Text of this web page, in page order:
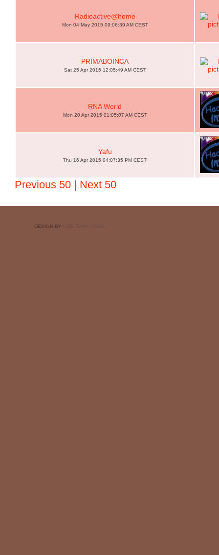
Radioactive@home
Mon 04 May 2015 09:06:39 AM CEST
PRIMABOINCA
Sat 25 Apr 2015 12:05:49 AM CEST
RNA World
Mon 20 Apr 2015 01:05:07 AM CEST
Yafu
Thu 16 Apr 2015 04:07:35 PM CEST
Previous 50 | Next 50
DESIGN BY CSS TEMPLATES